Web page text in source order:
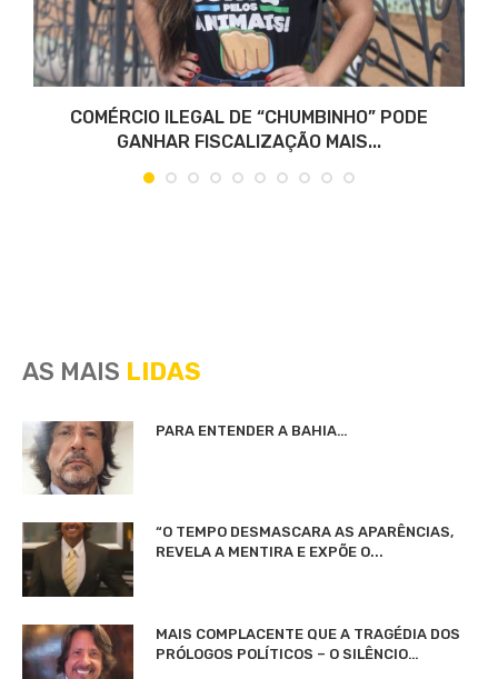
COMÉRCIO ILEGAL DE “CHUMBINHO” PODE
GANHAR FISCALIZAÇÃO MAIS...
AS MAIS LIDAS
PARA ENTENDER A BAHIA…
“O TEMPO DESMASCARA AS APARÊNCIAS,
REVELA A MENTIRA E EXPÕE O...
MAIS COMPLACENTE QUE A TRAGÉDIA DOS
PRÓLOGOS POLÍTICOS – O SILÊNCIO…